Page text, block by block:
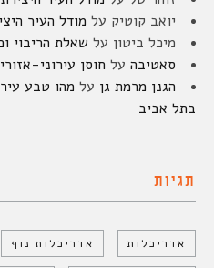
יואב קוטיק על מודל העיר
מיכל ביטון על שאלת הריבוי
סאטיבה על חוסן עירוני-
הגנן מרמת גן על מהו טבע
בתל אביב
תגיות
אדריכלות אדריכלות נוף